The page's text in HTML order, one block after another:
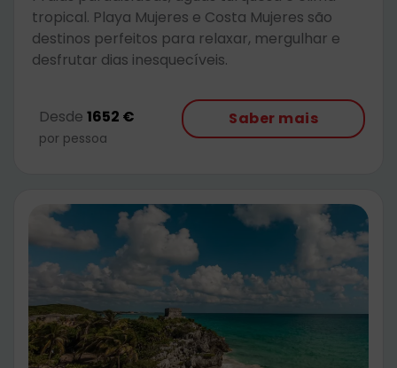
tropical. Playa Mujeres e Costa Mujeres são
destinos perfeitos para relaxar, mergulhar e
desfrutar dias inesquecíveis.
Desde 1652 €
por pessoa
Saber mais